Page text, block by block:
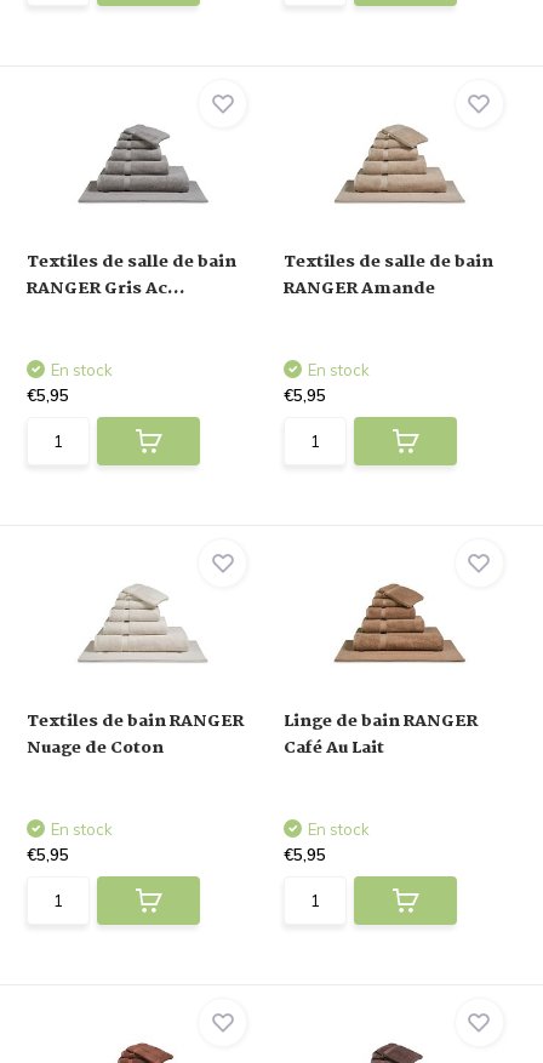
Textiles de salle de bain
RANGER Gris Ac...
En stock
€5,95
Textiles de salle de bain
RANGER Amande
En stock
€5,95
Textiles de bain RANGER
Nuage de Coton
En stock
€5,95
Linge de bain RANGER
Café Au Lait
En stock
€5,95